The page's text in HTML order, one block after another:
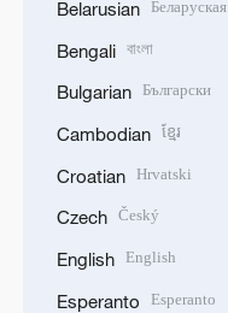
Belarusian Беларуская
Bengali বাংলা
Bulgarian Български
Cambodian ខ្មែរ
Croatian Hrvatski
Czech Český
English English
Esperanto Esperanto